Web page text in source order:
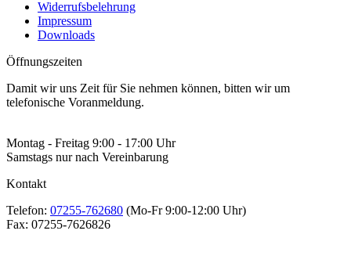
Widerrufsbelehrung
Impressum
Downloads
Öffnungszeiten
Damit wir uns Zeit für Sie nehmen können, bitten wir um
telefonische Voranmeldung.
Montag - Freitag 9:00 - 17:00 Uhr
Samstags nur nach Vereinbarung
Kontakt
Telefon: 07255-762680 (Mo-Fr 9:00-12:00 Uhr)
Fax: 07255-7626826